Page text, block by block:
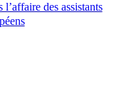
des assistants